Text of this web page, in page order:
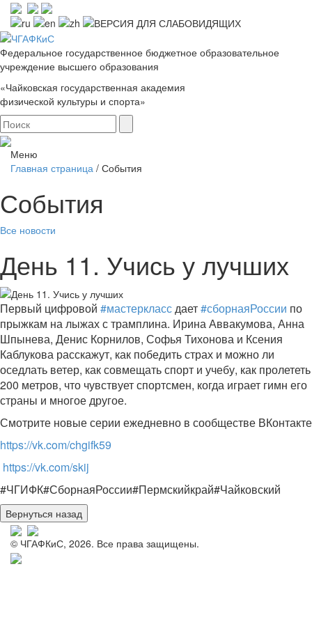
Федеральное государственное бюджетное образовательное
учреждение высшего образования
«Чайковская государственная академия
физической культуры и спорта»
Меню
Главная страница / События
События
Все новости
День 11. Учись у лучших
Первый цифровой #мастерклассдает#сборнаяРоссии по
прыжкам на лыжах с трамплина. Ирина Аввакумова, Анна
Шпынева, Денис Корнилов, Софья Тихонова и Ксения
Каблукова расскажут, как победить страх и можно ли
оседлать ветер, как совмещать спорт и учебу, как пролететь
200 метров, что чувствует спортсмен, когда играет гимн его
страны и многое другое.
Смотрите новые серии ежедневно в сообществе ВКонтакте
https://vk.com/chgifk59
https://vk.com/skij
#ЧГИФК#СборнаяРоссии#Пермскийкрай#Чайковский
© ЧГАФКиС, 2026. Все права защищены.